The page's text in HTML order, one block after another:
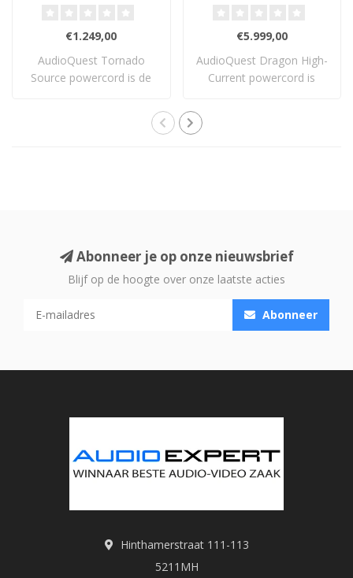
€1.249,00
AudioQuest Tornado
Source powercord is de
€5.999,00
AudioQuest Dragon High-
Current powercord is
Abonneer je op onze nieuwsbrief
Blijf op de hoogte over onze laatste acties
Abonneer
Hinthamerstraat 111-113
5211MH